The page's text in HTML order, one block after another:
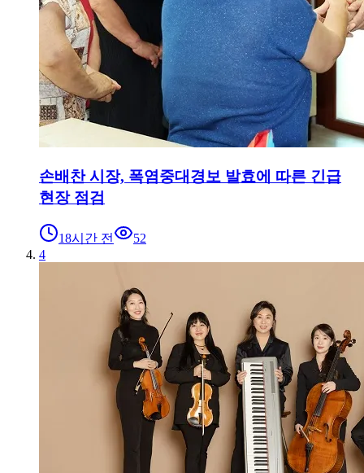
손배찬 시장, 폭염중대경보 발효에 따른 긴급
현장 점검
18시간 전
52
4